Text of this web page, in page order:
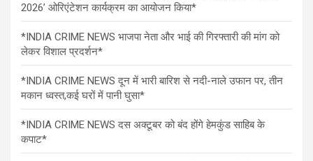
2026’ ओरिएंटेशन कार्यक्रम का आयोजन किया*
*INDIA CRIME NEWS भाजपा नेता और भाई की गिरफ्तारी की मांग को
लेकर विशाल प्रदर्शन*
*INDIA CRIME NEWS दून में भारी बारिश से नदी-नाले उफान पर, तीन
मकान ध्वस्त,कई घरों में पानी घुसा*
*INDIA CRIME NEWS दस अक्टूबर को बंद होंगे हेमकुंड साहिब के
कपाट*